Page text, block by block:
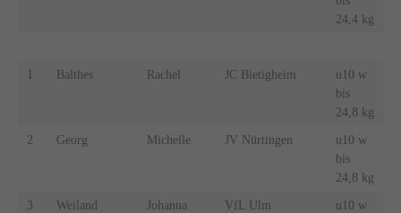
24,4 kg
1 Balthes Rachel JC Bietigheim
u10 w
bis
24,8 kg
2 Georg Michelle JV Nürtingen
u10 w
bis
24,8 kg
3 Weiland Johanna VfL Ulm
u10 w